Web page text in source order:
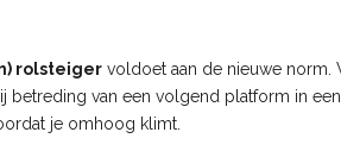
rolsteiger voldoet aan de nieuwe norm.
betreding van een volgend platform in
je omhoog klimt.